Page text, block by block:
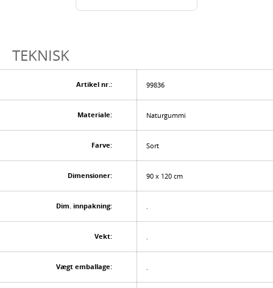
TEKNISK
Artikel nr.: 99836
Materiale: Naturgummi
Farve: Sort
Dimensioner: 90 x 120 cm
Dim. innpakning: .
Vekt: .
Vægt emballage: .